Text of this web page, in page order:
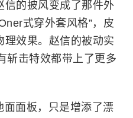
信的披风变成了那件外
式穿外套风格”，皮
理效果。赵信的被动实
斩击特效都带上了更多
面板，只是增添了漂